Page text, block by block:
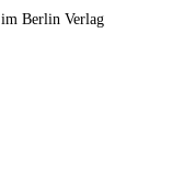
im Berlin Verlag